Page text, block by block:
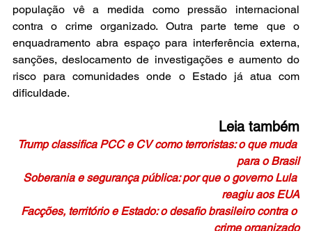
população vê a medida como pressão internacional
contra o crime organizado. Outra parte teme que o
enquadramento abra espaço para interferência externa,
sanções, deslocamento de investigações e aumento do
risco para comunidades onde o Estado já atua com
dificuldade.
Leia também
Trump classifica PCC e CV como terroristas: o que muda
para o Brasil
Soberania e segurança pública: por que o governo Lula
reagiu aos EUA
Facções, território e Estado: o desafio brasileiro contra o
crime organizado